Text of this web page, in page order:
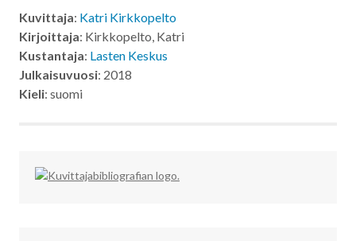
Kuvittaja: Katri Kirkkopelto
Kirjoittaja: Kirkkopelto, Katri
Kustantaja: Lasten Keskus
Julkaisuvuosi: 2018
Kieli: suomi